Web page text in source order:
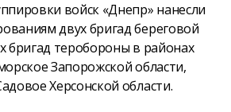
войск «Днепр» нанесли
двух бригад береговой
бригад теробороны в районах
Запорожской области,
Херсонской области.